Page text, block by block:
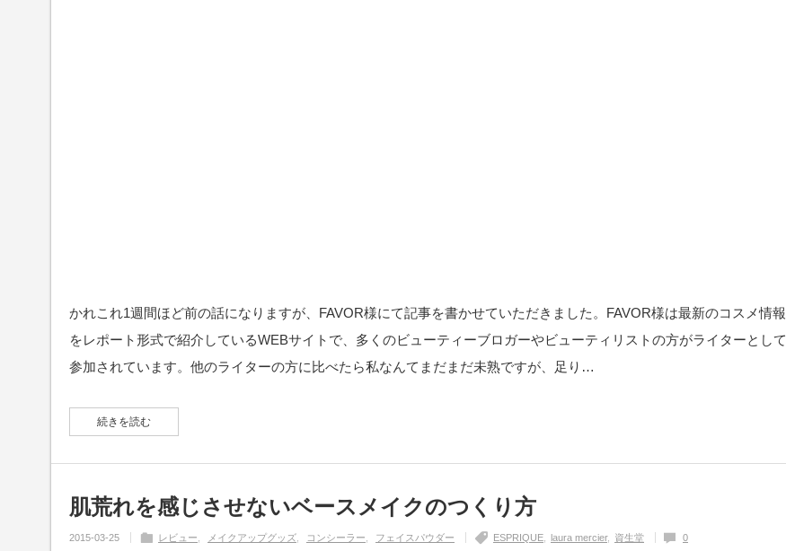
かれこれ1週間ほど前の話になりますが、FAVOR様にて記事を書かせていただきました。FAVOR様は最新のコスメ情報
をレポート形式で紹介しているWEBサイトで、多くのビューティーブロガーやビューティリストの方がライターとして
参加されています。他のライターの方に比べたら私なんてまだまだ未熟ですが、足り…
続きを読む
肌荒れを感じさせないベースメイクのつくり方
2015-03-25 レビュー メイクアップグッズ コンシーラー フェイスパウダー ESPRIQUE laura mercier 資生堂 0